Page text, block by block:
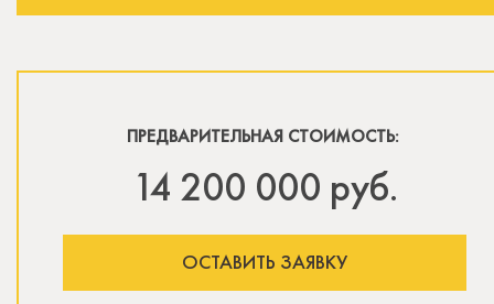
ПРЕДВАРИТЕЛЬНАЯ СТОИМОСТЬ:
14 200 000 руб.
ОСТАВИТЬ ЗАЯВКУ